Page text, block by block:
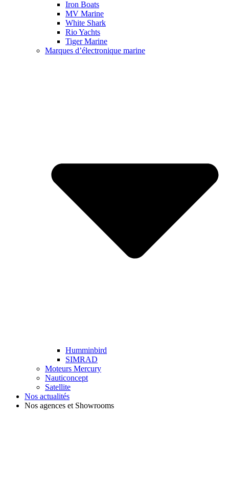
Iron Boats
MV Marine
White Shark
Rio Yachts
Tiger Marine
Marques d’électronique marine
Humminbird
SIMRAD
Moteurs Mercury
Nauticoncept
Satellite
Nos actualités
Nos agences et Showrooms